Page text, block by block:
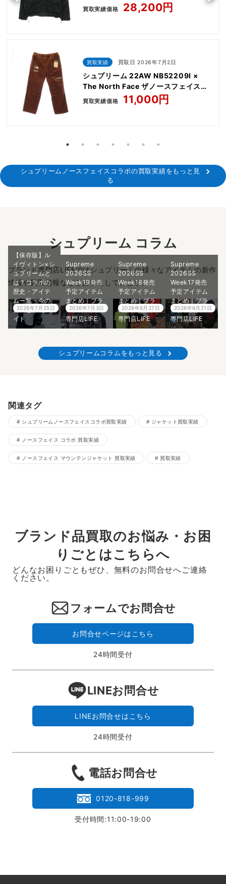
Trekking Convertible Jacket
買取実績価格 28,200円
買取実績 買取日 2026年7月2日
シュプリーム 22AW NB52209I ×
The North Face ザノースフェイス
Steep Tech Fleece Pant
買取実績価格 11,000円
シュプリームノースフェイスコラボの買取実績をもっと見
る
シュプリーム コラム
ブランド専門店LIFEではシュプリームの様々なアイテムの新作
情報や買取情報などをお伝えしています。
【保存版】ル
イヴィトン×シ
ュプリームと
は？コラボの
歴史・アイテ
ム一覧・今の
価値を徹底ガ
イド
2026年7月25日
Supreme
2026SS
Week19発売
予定アイテム
まとめ｜ブラ
ンド古着買取
専門店LIFE
2026年7月3日
Supreme
2026SS
Week18発売
予定アイテム
まとめ｜ブラ
ンド古着買取
専門店LIFE
2026年6月27日
Supreme
2026SS
Week17発売
予定アイテム
まとめ｜ブラ
ンド古着買取
専門店LIFE
2026年6月21日
シュプリームコラムをもっと見る
関連タグ
シュプリームノースフェイスコラボ買取実績 ジャケット買取実績
ノースフェイス コラボ 買取実績
ノースフェイス マウンテンジャケット 買取実績 買取実績
ブランド品買取のお悩み・お困
りごとはこちらへ
どんなお困りごともぜひ、無料のお問合せへご連絡
ください。
フォームでお問合せ
お問合せページはこちら
24時間受付
LINEお問合せ
LINEお問合せはこちら
24時間受付
電話お問合せ
0120-818-999
受付時間:11:00-19:00